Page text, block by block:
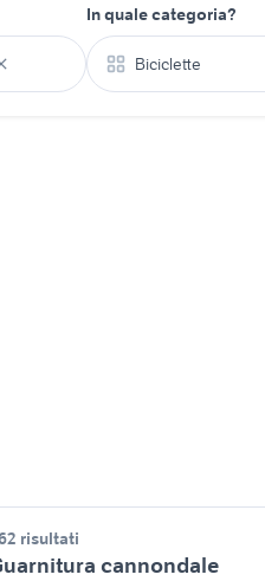
In quale categoria?
Biciclette
risultati
cannondale